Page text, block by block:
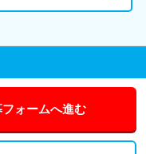
ォームへ進む